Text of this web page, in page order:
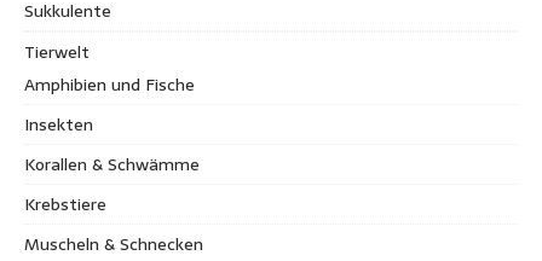
Sukkulente
Tierwelt
Amphibien und Fische
Insekten
Korallen & Schwämme
Krebstiere
Muscheln & Schnecken